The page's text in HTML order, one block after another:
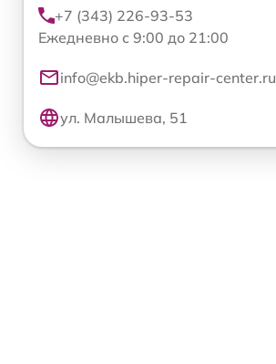
+7 (343) 226-93-53
Ежедневно с 9:00 до 21:00
info@ekb.hiper-repair-center.ru
ул. Малышева, 51